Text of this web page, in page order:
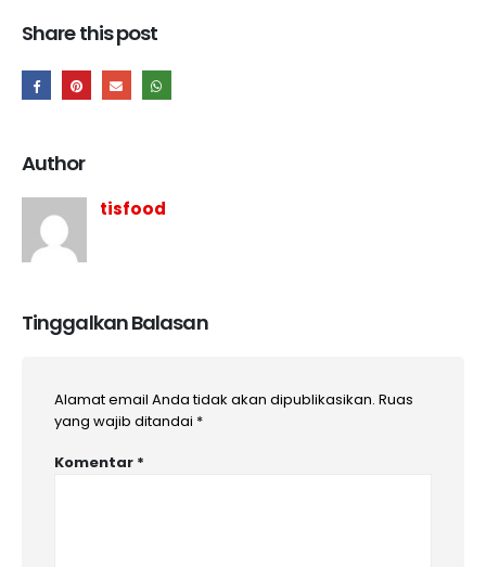
Share this post
Author
tisfood
Tinggalkan Balasan
Alamat email Anda tidak akan dipublikasikan. Ruas
yang wajib ditandai *
Komentar *